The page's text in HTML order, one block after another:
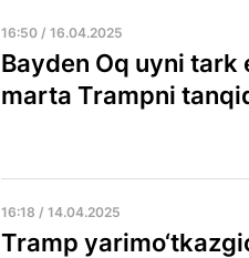
16:50 / 16.04.2025
Bayden Oq uyni
marta Trampni
16:18 / 14.04.2025
Tramp